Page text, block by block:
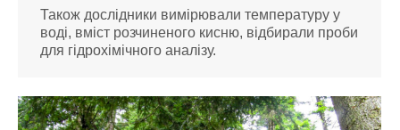
Також дослідники вимірювали температуру у
воді, вміст розчиненого кисню, відбирали проби
для гідрохімічного аналізу.